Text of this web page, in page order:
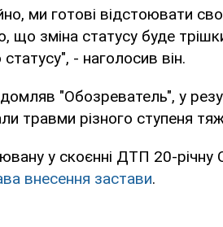
ми готові відстоювати
що зміна статусу буде
- наголосив він.
"Обозреватель", у
травми різного ступеня
у скоєнні ДТП 20-річну
внесення застави.